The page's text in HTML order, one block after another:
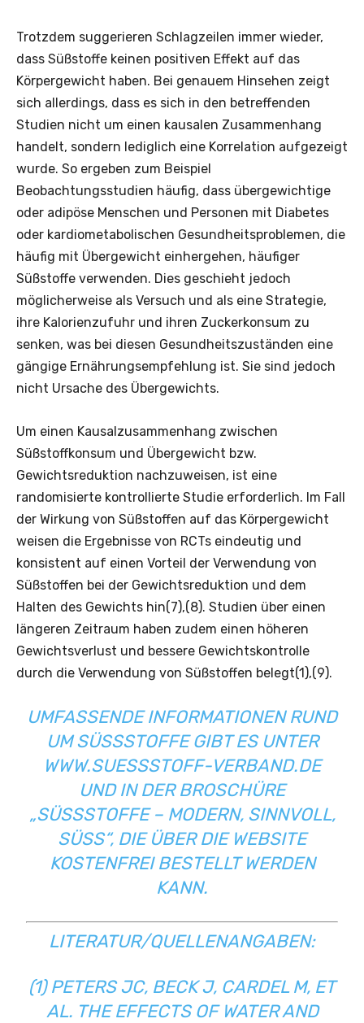
Trotzdem suggerieren Schlagzeilen immer wieder,
dass Süßstoffe keinen positiven Effekt auf das
Körpergewicht haben. Bei genauem Hinsehen zeigt
sich allerdings, dass es sich in den betreffenden
Studien nicht um einen kausalen Zusammenhang
handelt, sondern lediglich eine Korrelation aufgezeigt
wurde. So ergeben zum Beispiel
Beobachtungsstudien häufig, dass übergewichtige
oder adipöse Menschen und Personen mit Diabetes
oder kardiometabolischen Gesundheitsproblemen, die
häufig mit Übergewicht einhergehen, häufiger
Süßstoffe verwenden. Dies geschieht jedoch
möglicherweise als Versuch und als eine Strategie,
ihre Kalorienzufuhr und ihren Zuckerkonsum zu
senken, was bei diesen Gesundheitszuständen eine
gängige Ernährungsempfehlung ist. Sie sind jedoch
nicht Ursache des Übergewichts.
Um einen Kausalzusammenhang zwischen
Süßstoffkonsum und Übergewicht bzw.
Gewichtsreduktion nachzuweisen, ist eine
randomisierte kontrollierte Studie erforderlich. Im Fall
der Wirkung von Süßstoffen auf das Körpergewicht
weisen die Ergebnisse von RCTs eindeutig und
konsistent auf einen Vorteil der Verwendung von
Süßstoffen bei der Gewichtsreduktion und dem
Halten des Gewichts hin(7),(8). Studien über einen
längeren Zeitraum haben zudem einen höheren
Gewichtsverlust und bessere Gewichtskontrolle
durch die Verwendung von Süßstoffen belegt(1),(9).
UMFASSENDE INFORMATIONEN RUND
UM SÜSSSTOFFE GIBT ES UNTER
WWW.SUESSSTOFF-VERBAND.DE
UND IN DER BROSCHÜRE
„SÜSSSTOFFE – MODERN, SINNVOLL, S
ÜSS“, DIE ÜBER DIE WEBSITE KO
STENFREI BESTELLT WERDEN KA
NN.
LITERATUR/QUELLENANGABEN:
(1) PETERS JC, BECK J, CARDEL M, ET
AL. THE EFFECTS OF WATER AND